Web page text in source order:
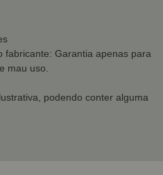
fabricante: Garantia apenas para
mau uso.
podendo conter alguma